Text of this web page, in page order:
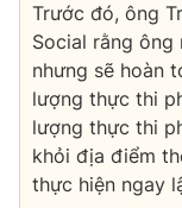
Trước đó, ông
Social rằng ông
nhưng sẽ hoàn
lượng thực thi
lượng thực thi
khỏi địa điểm
thực hiện ngay